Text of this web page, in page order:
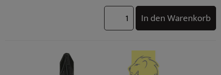
In den Warenkorb